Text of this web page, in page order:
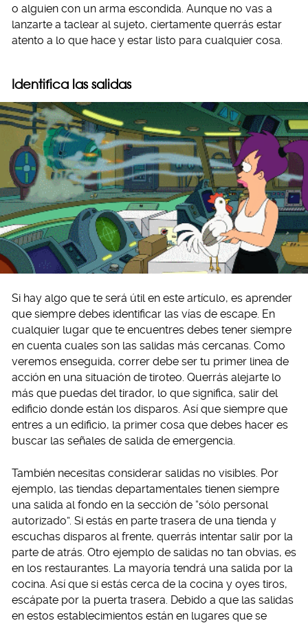
o alguien con un arma escondida. Aunque no vas a
lanzarte a taclear al sujeto, ciertamente querrás estar
atento a lo que hace y estar listo para cualquier cosa.
Identifica las salidas
Si hay algo que te será útil en este artículo, es aprender
que siempre debes identificar las vías de escape. En
cualquier lugar que te encuentres debes tener siempre
en cuenta cuales son las salidas más cercanas. Como
veremos enseguida, correr debe ser tu primer linea de
acción en una situación de tiroteo. Querrás alejarte lo
más que puedas del tirador, lo que significa, salir del
edificio donde están los disparos. Así que siempre que
entres a un edificio, la primer cosa que debes hacer es
buscar las señales de salida de emergencia.
También necesitas considerar salidas no visibles. Por
ejemplo, las tiendas departamentales tienen siempre
una salida al fondo en la sección de “sólo personal
autorizado”. Si estás en parte trasera de una tienda y
escuchas disparos al frente, querrás intentar salir por la
parte de atrás. Otro ejemplo de salidas no tan obvias, es
en los restaurantes. La mayoría tendrá una salida por la
cocina. Así que si estás cerca de la cocina y oyes tiros,
escápate por la puerta trasera. Debido a que las salidas
en estos establecimientos están en lugares que se